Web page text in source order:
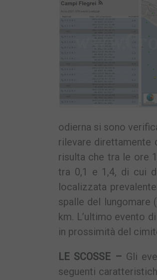
odierna si sono
rilevare direttamente
risulta che tra le ore
tra 0,1 e 1,4, di cui
localizzata
spalle del lungomare
km. L’ultimo evento
in prossimità del
LE SCOSSE – Gli
seguenti